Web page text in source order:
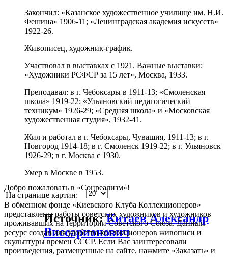
Закончил: «Казанское художественное училище им. Н.И.
Фешина» 1906-11; «Ленинградская академия искусств»
1922-26.
Живописец, художник-график.
Участвовал в выставках с 1921. Важные выставки:
«Художники РСФСР за 15 лет», Москва, 1933.
Преподавал: в г. Чебоксары в 1911-13; «Смоленская
школа» 1919-22; «Ульяновский педагогический
техникум» 1926-29; «Средняя школа» и «Московская
художественная студия», 1932-41.
Жил и работал в г. Чебоксары, Чувашия, 1911-13; в г.
Новгород 1914-18; в г. Смоленск 1919-22; в г. Ульяновск
1926-29; в г. Москва с 1930.
Умер в Москве в 1953.
На странице картин:
Источник:Китаев Александр
Виссарионович
Добро пожаловать в «Соцреализм»!
В обменном фонде «Киевского Клуба Коллекционеров»
представлены работы советских художников и художников
проживавших на территории Советского Союза. Данный
ресурс создан для удобства коллекционеров живописи и
скульптуры времен СССР. Если Вас заинтересовали
произведения, размещенные на сайте, нажмите «Заказать» и